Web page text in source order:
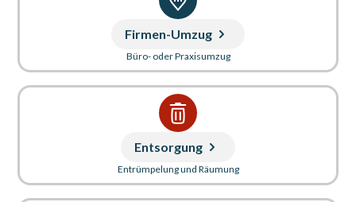
Firmen-Umzug
Büro- oder Praxisumzug
Entsorgung
Entrümpelung und Räumung